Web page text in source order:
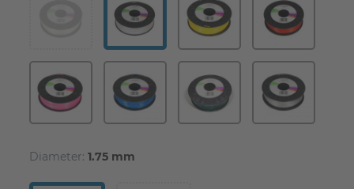
Diameter: 1.75 mm